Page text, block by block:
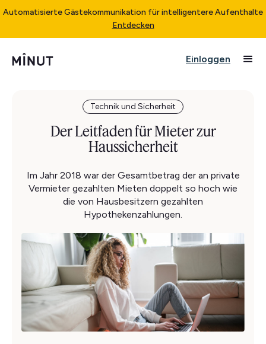
Automatisierte Gästekommunikation für intelligentere Aufenthalte
Entdecken
Einloggen
Technik und Sicherheit
Der Leitfaden für Mieter zur
Haussicherheit
Im Jahr 2018 war der Gesamtbetrag der an private
Vermieter gezahlten Mieten doppelt so hoch wie
die von Hausbesitzern gezahlten
Hypothekenzahlungen.